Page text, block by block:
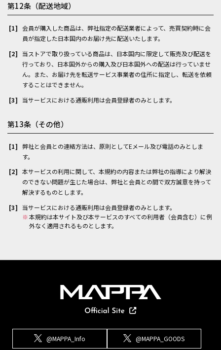
第12条（配送地域）
会員が購入した商品は、弊社指定の配送業者によって、売買契約時に会
員が指定した日本国内のお届け先に配送いたします。
当ストアで取り扱っている商品は、日本国内に限定して販売及び配送を
行っており、日本国外からの購入及び日本国外への配送は行っていませ
ん。また、お届け先を転送サービス事業者の住所に指定し、転送を依頼
することはできません。
当サービスにおける通販利用は会員登録者のみとします。
第13条（その他）
弊社と会員との連絡方法は、原則としてEメール及び電話のみとしま
す。
本サービスの利用に関して、本規約の内容または弊社の指導により解決
のできない問題が生じた場合は、弊社と会員との間で双方誠意を持って
解決するものとします。
当サービスにおける通販利用は会員登録者のみとします。
※本規約は本サイト及び本サービスのすべての利用者（会員含む）に例
外なく適用されるものとします。
@MAPPA_Info @MAPPA_GOODS